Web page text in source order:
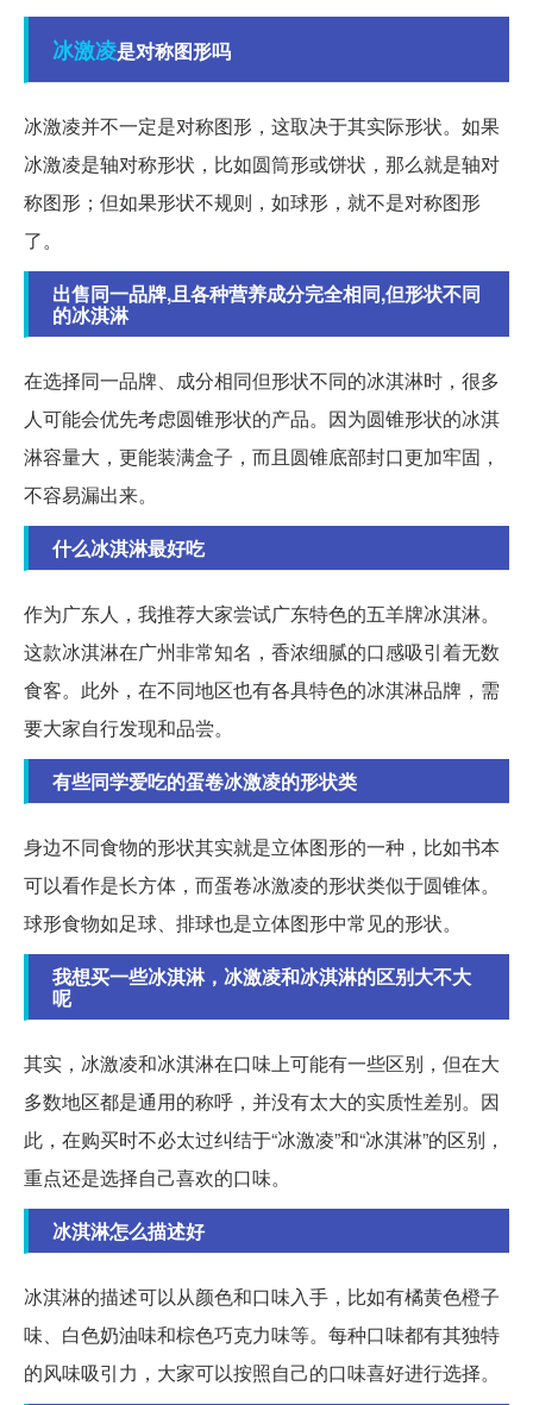
冰激凌是对称图形吗
冰激凌并不一定是对称图形，这取决于其实际形状。如果
冰激凌是轴对称形状，比如圆筒形或饼状，那么就是轴对
称图形；但如果形状不规则，如球形，就不是对称图形
了。
出售同一品牌,且各种营养成分完全相同,但形状不同
的冰淇淋
在选择同一品牌、成分相同但形状不同的冰淇淋时，很多
人可能会优先考虑圆锥形状的产品。因为圆锥形状的冰淇
淋容量大，更能装满盒子，而且圆锥底部封口更加牢固，
不容易漏出来。
什么冰淇淋最好吃
作为广东人，我推荐大家尝试广东特色的五羊牌冰淇淋。
这款冰淇淋在广州非常知名，香浓细腻的口感吸引着无数
食客。此外，在不同地区也有各具特色的冰淇淋品牌，需
要大家自行发现和品尝。
有些同学爱吃的蛋卷冰激凌的形状类
身边不同食物的形状其实就是立体图形的一种，比如书本
可以看作是长方体，而蛋卷冰激凌的形状类似于圆锥体。
球形食物如足球、排球也是立体图形中常见的形状。
我想买一些冰淇淋，冰激凌和冰淇淋的区别大不大
呢
其实，冰激凌和冰淇淋在口味上可能有一些区别，但在大
多数地区都是通用的称呼，并没有太大的实质性差别。因
此，在购买时不必太过纠结于“冰激凌”和“冰淇淋”的区别，
重点还是选择自己喜欢的口味。
冰淇淋怎么描述好
冰淇淋的描述可以从颜色和口味入手，比如有橘黄色橙子
味、白色奶油味和棕色巧克力味等。每种口味都有其独特
的风味吸引力，大家可以按照自己的口味喜好进行选择。